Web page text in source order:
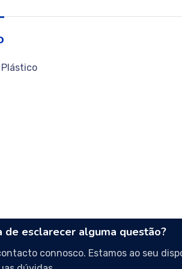
de esclarecer alguma questão?
connosco. Estamos ao seu